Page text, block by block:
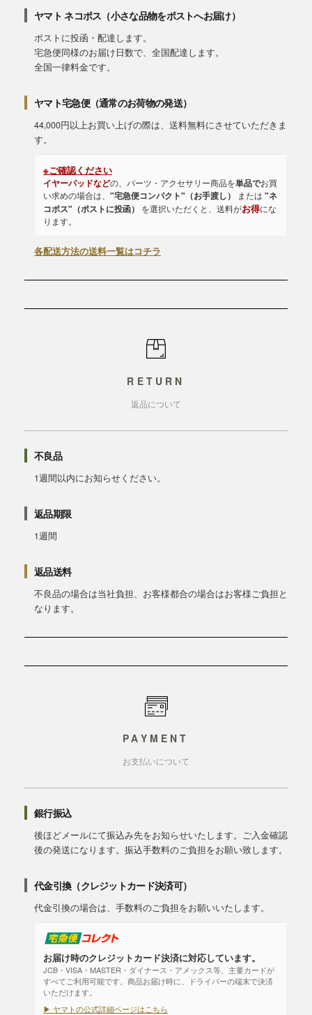
ヤマト ネコポス（小さな品物をポストへお届け）
ポストに投函・配達します。
宅急便同様のお届け日数で、全国配達します。
全国一律料金です。
ヤマト宅急便（通常のお荷物の発送）
44,000円以上お買い上げの際は、送料無料にさせていただきま
す。
※ご確認ください
イヤーパッドなどの、パーツ・アクセサリー商品を単品でお買
い求めの場合は、 "宅急便コンパクト"（お手渡し） または "ネ
コポス"（ポストに投函）
を選択いただくと、送料がお得にな
ります。
各配送方法の送料一覧はコチラ
RETURN
返品について
不良品
1週間以内にお知らせください。
返品期限
1週間
返品送料
不良品の場合は当社負担、お客様都合の場合はお客様ご負担と
なります。
PAYMENT
お支払いについて
銀行振込
後ほどメールにて振込み先をお知らせいたします。ご入金確認
後の発送になります。振込手数料のご負担をお願い致します。
代金引換（クレジットカード決済可）
代金引換の場合は、手数料のご負担をお願いいたします。
お届け時のクレジットカード決済に対応しています。
JCB・VISA・MASTER・ダイナース・アメックス等、主要カードが
すべてご利用可能です。商品お届け時に、ドライバーの端末で決済
いただけます。
▶ ヤマトの公式詳細ページはこちら